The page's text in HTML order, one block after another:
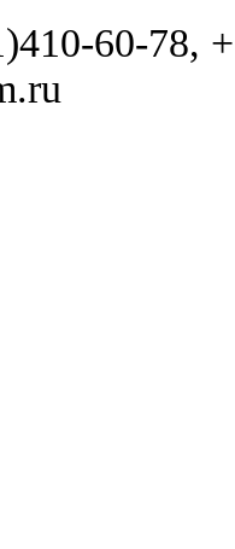
60-78,